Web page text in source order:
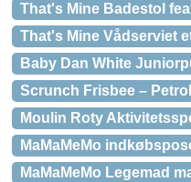
That's Mine Badestol
That's Mine Vådserviet
Baby Dan White
Scrunch Frisbee –
Moulin Roty
MaMaMeMo
MaMaMeMo Legemad